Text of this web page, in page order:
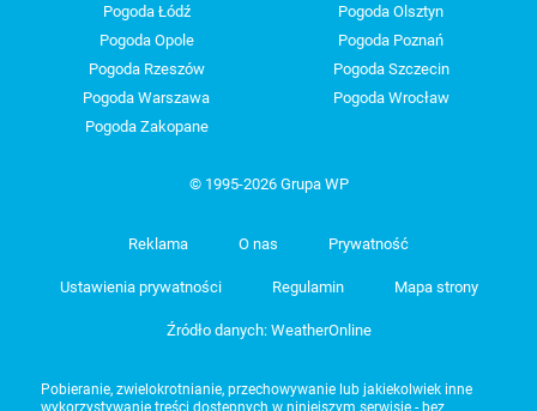
Pogoda Łódź
Pogoda Olsztyn
Pogoda Opole
Pogoda Poznań
Pogoda Rzeszów
Pogoda Szczecin
Pogoda Warszawa
Pogoda Wrocław
Pogoda Zakopane
© 1995-2026 Grupa WP
Reklama O nas Prywatność
Ustawienia prywatności Regulamin Mapa strony
Źródło danych: WeatherOnline
Pobieranie, zwielokrotnianie, przechowywanie lub jakiekolwiek inne
wykorzystywanie treści dostępnych w niniejszym serwisie - bez